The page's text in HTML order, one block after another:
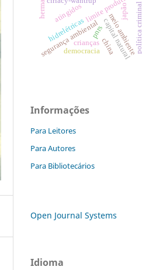
segurança ambiental
limite produtivo
capital natural
meio ambientepolítica criminal
japão
atingidos
hidrelétricas pnrs
china
crianças
democracia
Informações
Para Leitores
Para Autores
Para Bibliotecários
Open Journal Systems
Idioma